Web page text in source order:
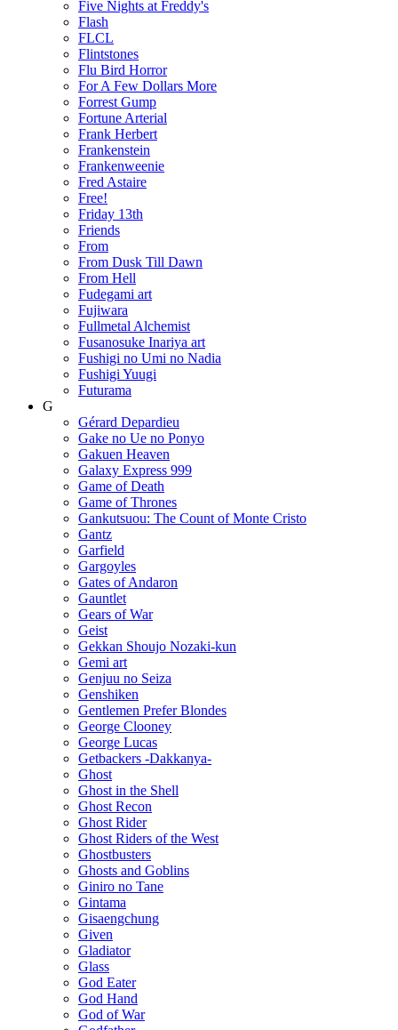
Five Nights at Freddy's
Flash
FLCL
Flintstones
Flu Bird Horror
For A Few Dollars More
Forrest Gump
Fortune Arterial
Frank Herbert
Frankenstein
Frankenweenie
Fred Astaire
Free!
Friday 13th
Friends
From
From Dusk Till Dawn
From Hell
Fudegami art
Fujiwara
Fullmetal Alchemist
Fusanosuke Inariya art
Fushigi no Umi no Nadia
Fushigi Yuugi
Futurama
G
Gérard Depardieu
Gake no Ue no Ponyo
Gakuen Heaven
Galaxy Express 999
Game of Death
Game of Thrones
Gankutsuou: The Count of Monte Cristo
Gantz
Garfield
Gargoyles
Gates of Andaron
Gauntlet
Gears of War
Geist
Gekkan Shoujo Nozaki-kun
Gemi art
Genjuu no Seiza
Genshiken
Gentlemen Prefer Blondes
George Clooney
George Lucas
Getbackers -Dakkanya-
Ghost
Ghost in the Shell
Ghost Recon
Ghost Rider
Ghost Riders of the West
Ghostbusters
Ghosts and Goblins
Giniro no Tane
Gintama
Gisaengchung
Given
Gladiator
Glass
God Eater
God Hand
God of War